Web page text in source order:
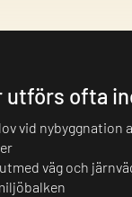
ofta
vid nybyggnation
väg och